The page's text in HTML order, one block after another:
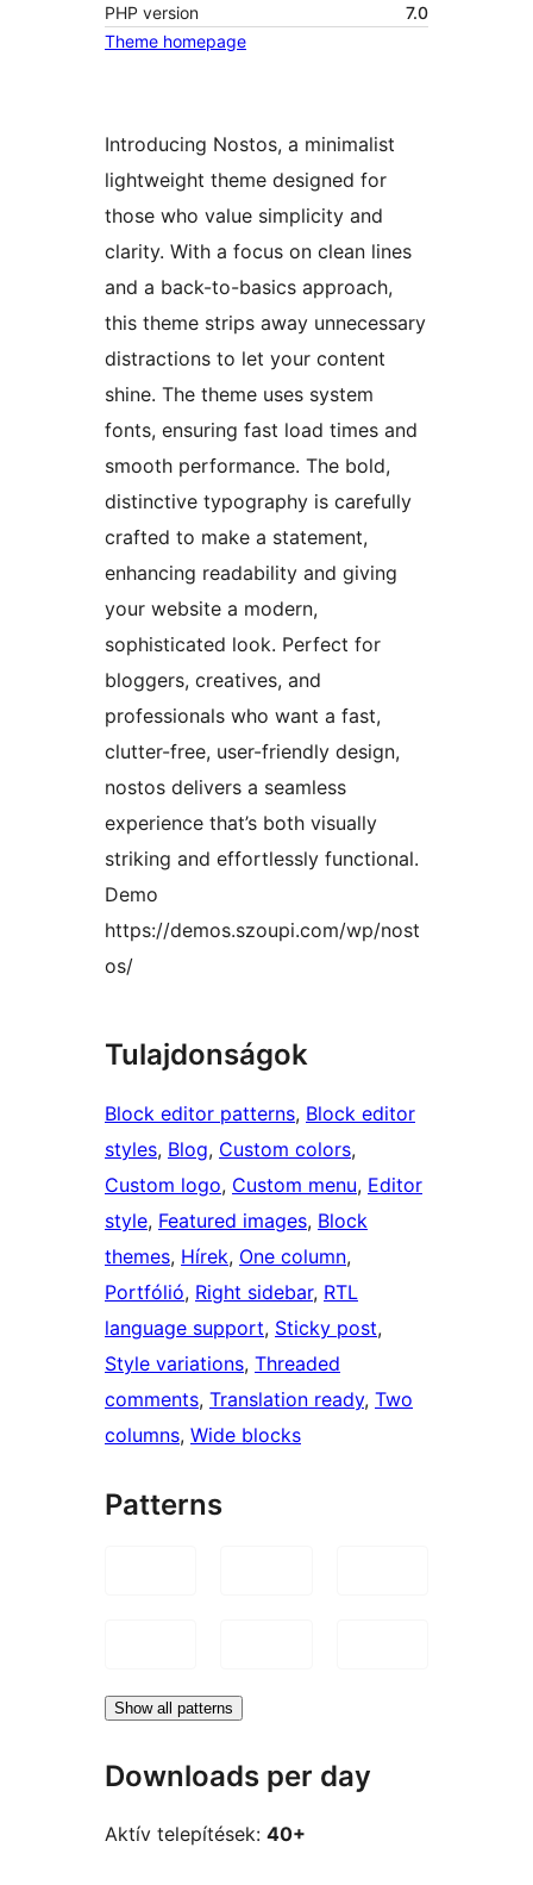
PHP version
7.0
Theme homepage
Introducing Nostos, a minimalist
lightweight theme designed for
those who value simplicity and
clarity. With a focus on clean lines
and a back-to-basics approach,
this theme strips away unnecessary
distractions to let your content
shine. The theme uses system
fonts, ensuring fast load times and
smooth performance. The bold,
distinctive typography is carefully
crafted to make a statement,
enhancing readability and giving
your website a modern,
sophisticated look. Perfect for
bloggers, creatives, and
professionals who want a fast,
clutter-free, user-friendly design,
nostos delivers a seamless
experience that’s both visually
striking and effortlessly functional.
Demo
https://demos.szoupi.com/wp/nost
os/
Tulajdonságok
Block editor patterns, Block editor
styles, Blog, Custom colors
Custom logo, Custom menu, Editor
style, Featured images, Block
themes, Hírek, One column
Portfólió, Right sidebar, RTL
language support, Sticky post
Style variations, Threaded
comments, Translation ready, Two
columns, Wide blocks
Patterns
Show all patterns
Downloads per day
Aktív telepítések: 40+